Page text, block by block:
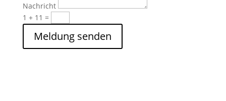
Nachricht
1 + 11 =
Meldung senden